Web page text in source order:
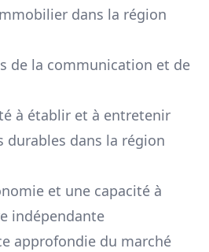
dans la région
de la communication et de
à établir et à entretenir
durables dans la région
et une capacité à
indépendante
approfondie du marché